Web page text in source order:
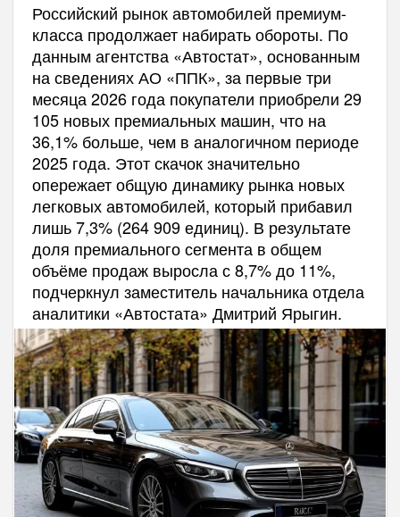
Российский рынок автомобилей премиум-
класса продолжает набирать обороты. По
данным агентства «Автостат», основанным
на сведениях АО «ППК», за первые три
месяца 2026 года покупатели приобрели 29
105 новых премиальных машин, что на
36,1% больше, чем в аналогичном периоде
2025 года. Этот скачок значительно
опережает общую динамику рынка новых
легковых автомобилей, который прибавил
лишь 7,3% (264 909 единиц). В результате
доля премиального сегмента в общем
объёме продаж выросла с 8,7% до 11%,
подчеркнул заместитель начальника отдела
аналитики «Автостата» Дмитрий Ярыгин.